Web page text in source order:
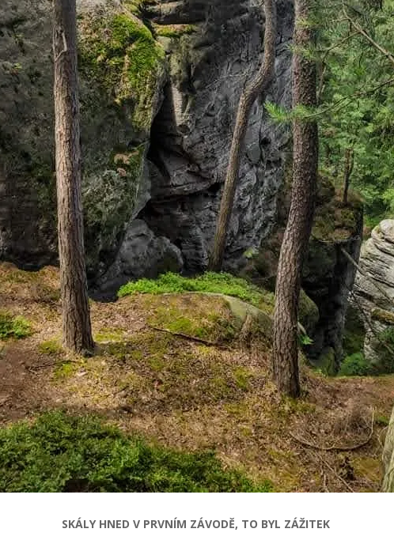
SKÁLY HNED V PRVNÍM ZÁVODĚ, TO BYL ZÁŽITEK